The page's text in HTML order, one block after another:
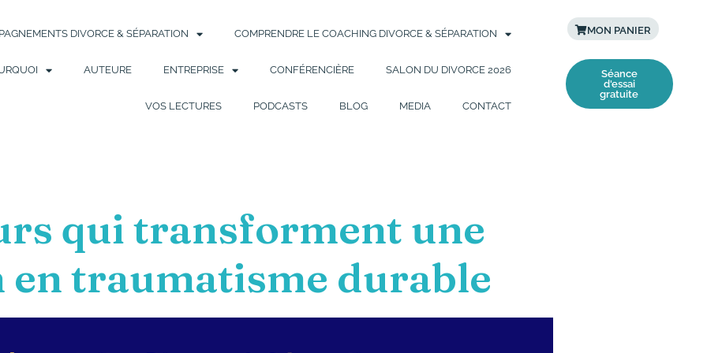
DIVORCE & SÉPARATION COMPRENDRE LE COACHING DIVORCE & SÉPARATION
AUTEURE ENTREPRISE CONFÉRENCIÈRE SALON DU DIVORCE 2026
VOS LECTURES PODCASTS BLOG MEDIA CONTACT
MON PANIER
Séance
d'essai
gratuite
qui transforment une
en traumatisme durable